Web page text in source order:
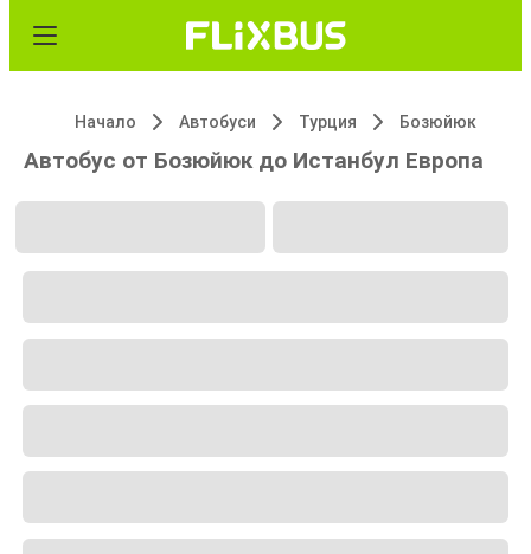
Начало Автобуси Турция Бозюйюк
Автобус от Бозюйюк до Истанбул Европа